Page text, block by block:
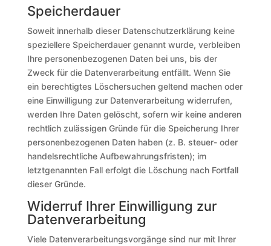
Speicherdauer
Soweit innerhalb dieser Datenschutzerklärung keine
speziellere Speicherdauer genannt wurde, verbleiben
Ihre personenbezogenen Daten bei uns, bis der
Zweck für die Datenverarbeitung entfällt. Wenn Sie
ein berechtigtes Löschersuchen geltend machen oder
eine Einwilligung zur Datenverarbeitung widerrufen,
werden Ihre Daten gelöscht, sofern wir keine anderen
rechtlich zulässigen Gründe für die Speicherung Ihrer
personenbezogenen Daten haben (z. B. steuer- oder
handelsrechtliche Aufbewahrungsfristen); im
letztgenannten Fall erfolgt die Löschung nach Fortfall
dieser Gründe.
Widerruf Ihrer Einwilligung zur
Datenverarbeitung
Viele Datenverarbeitungsvorgänge sind nur mit Ihrer